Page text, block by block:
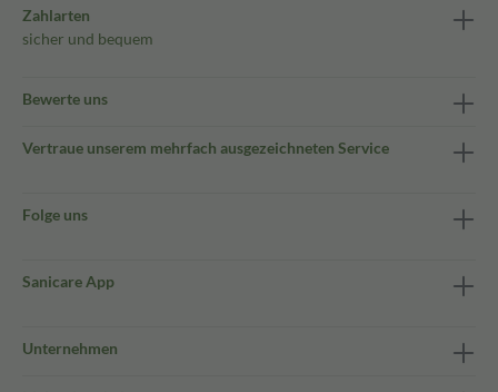
Zahlarten
sicher und bequem
Bewerte uns
Vertraue unserem mehrfach ausgezeichneten Service
Folge uns
Sanicare App
Unternehmen